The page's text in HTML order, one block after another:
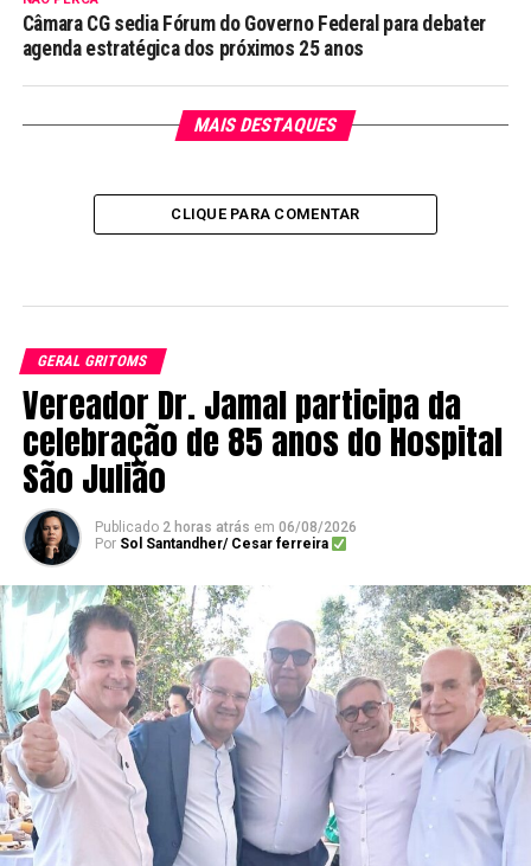
Câmara CG sedia Fórum do Governo Federal para debater
agenda estratégica dos próximos 25 anos
MAIS DESTAQUES
CLIQUE PARA COMENTAR
GERAL GRITOMS
Vereador Dr. Jamal participa da
celebração de 85 anos do Hospital
São Julião
Publicado 2 horas atrás em 06/08/2026
Por Sol Santandher/ Cesar ferreira